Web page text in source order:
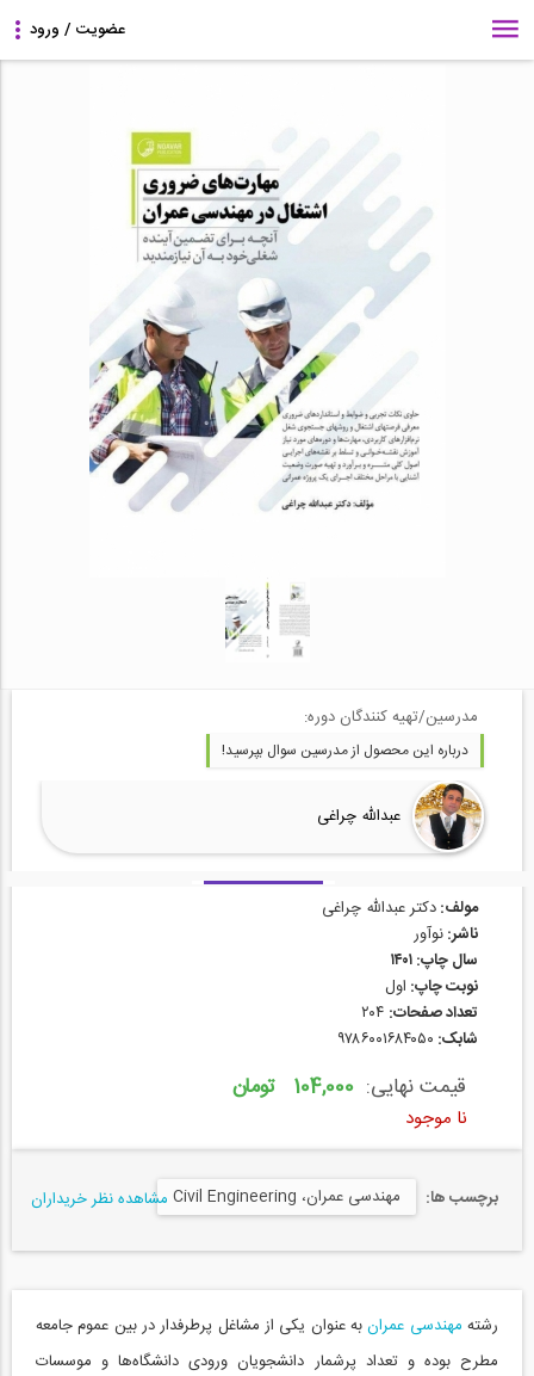
مدرسین/تهیه کنندگان دوره:
درباره این محصول از مدرسین سوال بپرسید!
عبدالله چراغی
مولف:دکتر عبدالله چراغی
ناشر:نوآور
سال چاپ: ۱۴۰۱
نوبت چاپ: اول
تعداد صفحات:
شابک: ۹۷۸۶۰۰۱۶۸۴۰۵۰
قیمت نهایی: 104,000 تومان
نا موجود
برچسب ها: مهندسی عمران، Civil Engineering مشاهده نظر خریداران
رشته مهندسی عمرانبه عنوان یکی از مشاغل پرطرفدار در بین عموم جامعه
مطرح بوده و تعداد پرشمار دانشجویان ورودی دانشگاه‌ها و موسسات